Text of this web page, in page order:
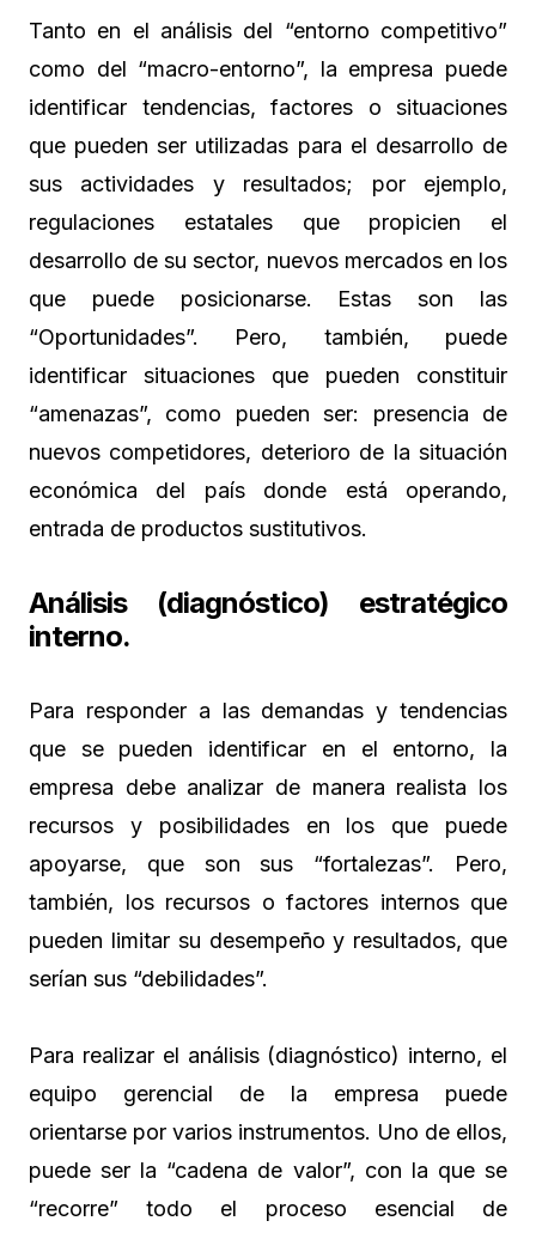
Tanto en el análisis del “entorno competitivo”
como del “macro-entorno”, la empresa puede
identificar tendencias, factores o situaciones
que pueden ser utilizadas para el desarrollo de
sus actividades y resultados; por ejemplo,
regulaciones estatales que propicien el
desarrollo de su sector, nuevos mercados en los
que puede posicionarse. Estas son las
“Oportunidades”. Pero, también, puede
identificar situaciones que pueden constituir
“amenazas”, como pueden ser: presencia de
nuevos competidores, deterioro de la situación
económica del país donde está operando,
entrada de productos sustitutivos.
Análisis (diagnóstico) estratégico
interno.
Para responder a las demandas y tendencias
que se pueden identificar en el entorno, la
empresa debe analizar de manera realista los
recursos y posibilidades en los que puede
apoyarse, que son sus “fortalezas”. Pero,
también, los recursos o factores internos que
pueden limitar su desempeño y resultados, que
serían sus “debilidades”.
Para realizar el análisis (diagnóstico) interno, el
equipo gerencial de la empresa puede
orientarse por varios instrumentos. Uno de ellos,
puede ser la “cadena de valor”, con la que se
“recorre” todo el proceso esencial de